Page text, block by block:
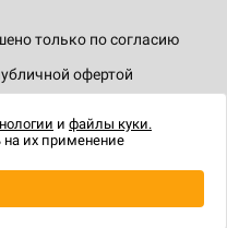
только по согласию
офертой
и файлы куки.
на их применение